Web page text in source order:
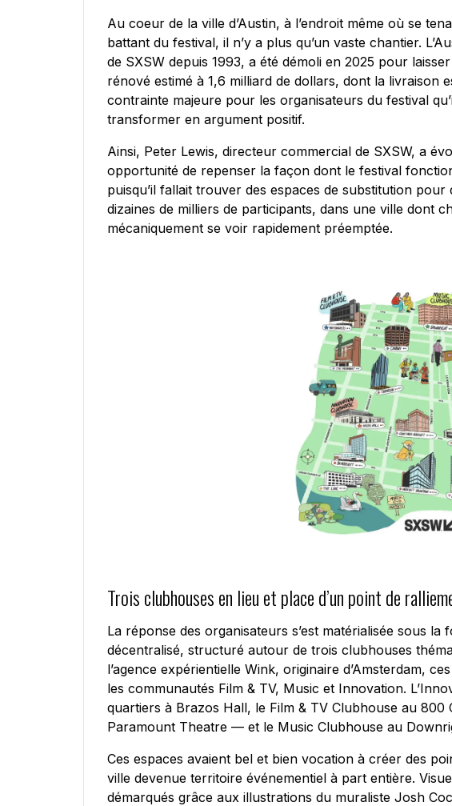
Au coeur de la ville d’Austin, à l’endroit même où se
battant du festival, il n’y a plus qu’un vaste chantier.
de SXSW depuis 1993, a été démoli en 2025 pour
rénové estimé à 1,6 milliard de dollars, dont la livraison
contrainte majeure pour les organisateurs du festival
transformer en argument positif.
Ainsi, Peter Lewis, directeur commercial de SXSW, a
opportunité de repenser la façon dont le festival
puisqu’il fallait trouver des espaces de substitution pour
dizaines de milliers de participants, dans une ville dont
mécaniquement se voir rapidement préemptée.
Trois clubhouses en lieu et place d’un point de
La réponse des organisateurs s’est matérialisée sous la
décentralisé, structuré autour de trois clubhouses
l’agence expérientielle Wink, originaire d’Amsterdam,
les communautés Film & TV, Music et Innovation.
quartiers à Brazos Hall, le Film & TV Clubhouse au
Paramount Theatre — et le Music Clubhouse au
Ces espaces avaient bel et bien vocation à créer des
ville devenue territoire événementiel à part entière.
démarqués grâce aux illustrations du muraliste Josh